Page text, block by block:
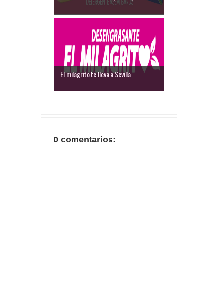
El milagrito te lleva a Sevilla
0 comentarios: